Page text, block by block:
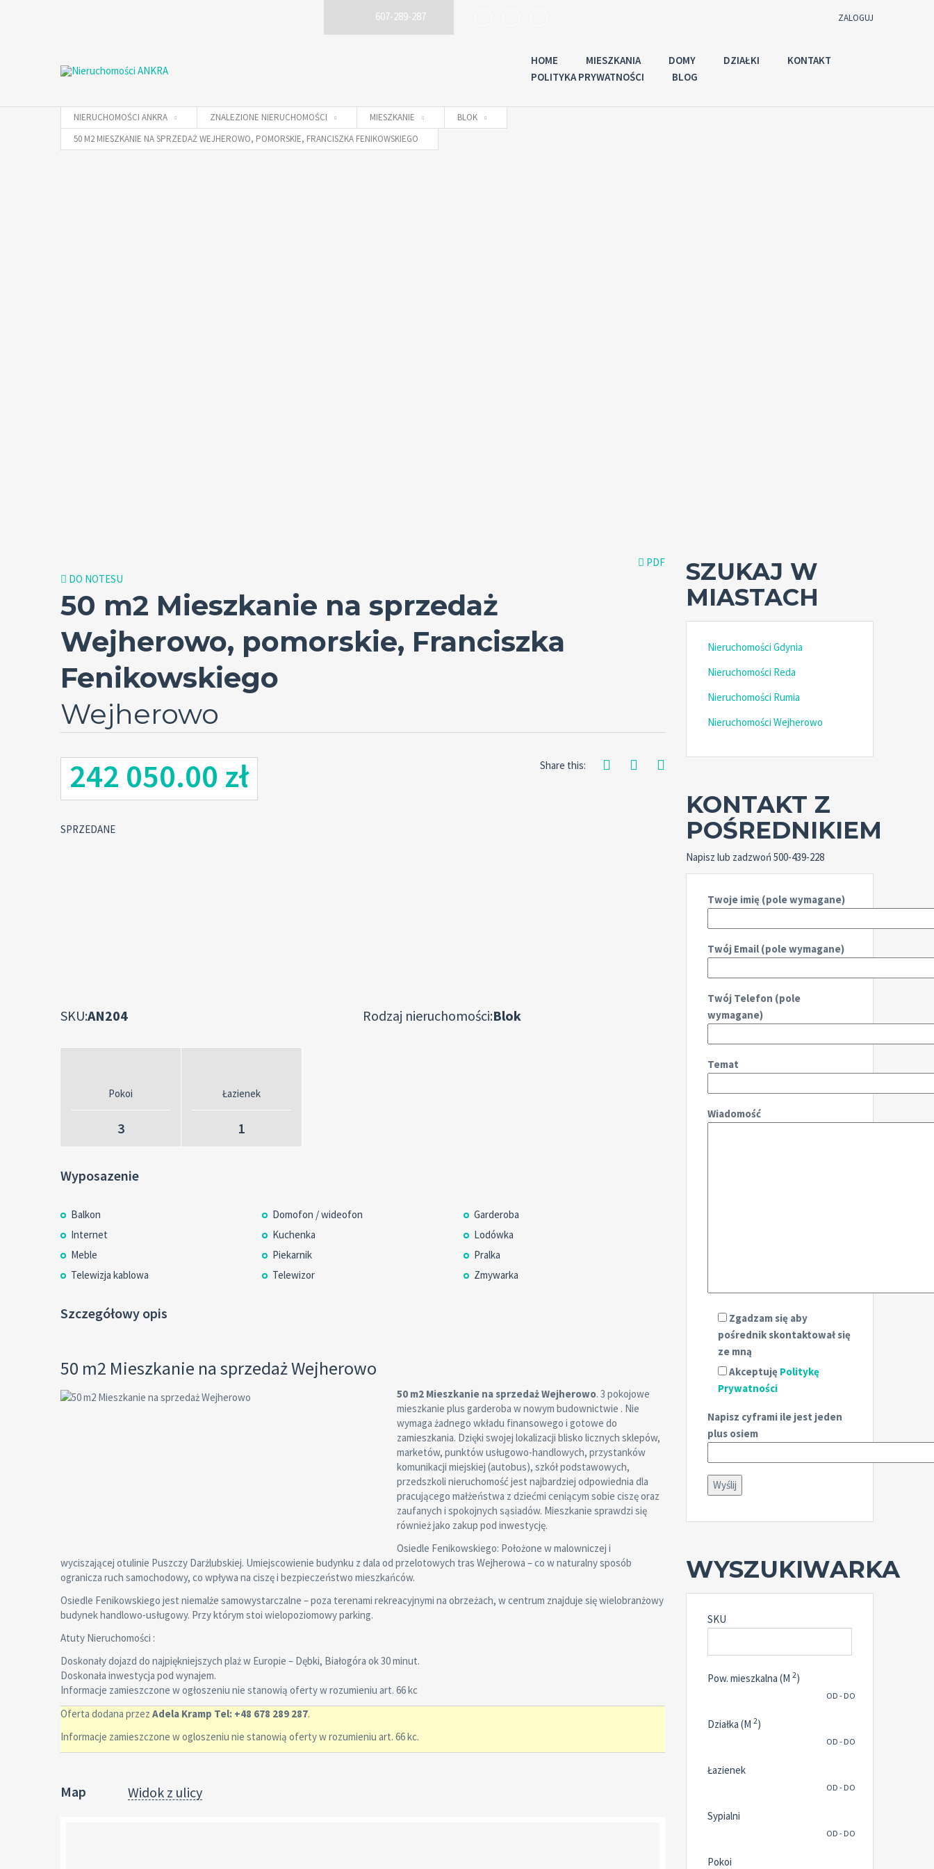
607-289-287 ZALOGUJ
HOME MIESZKANIA DOMY DZIAŁKI
KONTAKT
POLITYKA PRYWATNOŚCI
BLOG
NIERUCHOMOŚCI ANKRA ZNALEZIONE NIERUCHOMOŚCI MIESZKANIE
BLOK
50 M2 MIESZKANIE NA SPRZEDAŻ WEJHEROWO, POMORSKIE, FRANCISZKA FENIKOWSKIEGO
PDF
DO NOTESU
50 m2 Mieszkanie na sprzedaż
Wejherowo, pomorskie, Franciszka
Fenikowskiego
Wejherowo
242 050.00 zł Share this:
SPRZEDANE
SKU:AN204 Rodzaj nieruchomości:Blok
Pokoi
3
Łazienek
1
Wyposazenie
Balkon Domofon / wideofon
Garderoba
Internet
Kuchenka
Lodówka
Meble
Piekarnik
Pralka
Telewizja kablowa
Telewizor Zmywarka
Szczegółowy opis
50 m2 Mieszkanie na sprzedaż Wejherowo
50 m2 Mieszkanie na sprzedaż Wejherowo. 3 pokojowe
mieszkanie plus garderoba w nowym budownictwie . Nie
wymaga żadnego wkładu finansowego i gotowe do
zamieszkania. Dzięki swojej lokalizacji blisko licznych sklepów,
marketów, punktów usługowo-handlowych, przystanków
komunikacji miejskiej (autobus), szkół podstawowych,
przedszkoli nieruchomość jest najbardziej odpowiednia dla
pracującego małżeństwa z dziećmi ceniącym sobie ciszę oraz
zaufanych i spokojnych sąsiadów. Mieszkanie sprawdzi się
również jako zakup pod inwestycję.
Osiedle Fenikowskiego: Położone w malowniczej i
wyciszającej otulinie Puszczy Darżlubskiej. Umiejscowienie budynku z dala od przelotowych tras Wejherowa – co w naturalny sposób
ogranicza ruch samochodowy, co wpływa na ciszę i bezpieczeństwo mieszkańców.
Osiedle Fenikowskiego jest niemalże samowystarczalne – poza terenami rekreacyjnymi na obrzeżach, w centrum znajduje się wielobranżowy
budynek handlowo-usługowy. Przy którym stoi wielopoziomowy parking.
Atuty Nieruchomości :
Doskonały dojazd do najpiękniejszych plaż w Europie – Dębki, Białogóra ok 30 minut.
Doskonała inwestycja pod wynajem.
Informacje zamieszczone w ogłoszeniu nie stanowią oferty w rozumieniu art. 66 kc
Oferta dodana przez Adela Kramp Tel: +48 678 289 287.
Informacje zamieszczone w ogloszeniu nie stanowią oferty w rozumieniu art. 66 kc.
Map Widok z ulicy
SZUKAJ W
MIASTACH
Nieruchomości Gdynia
Nieruchomości Reda
Nieruchomości Rumia
Nieruchomości Wejherowo
KONTAKT Z
POŚREDNIKIEM
Napisz lub zadzwoń 500-439-228
Twoje imię (pole wymagane)
Twój Email (pole wymagane)
Twój Telefon (pole
wymagane)
Temat
Wiadomość
Zgadzam się aby
pośrednik skontaktował się
ze mną
Akceptuję Politykę
Prywatności
Napisz cyframi ile jest jeden
plus osiem
WYSZUKIWARKA
SKU
Pow. mieszkalna (M 2)
OD - DO
Działka (M 2)
OD - DO
Łazienek
OD - DO
Sypialni
OD - DO
Pokoi